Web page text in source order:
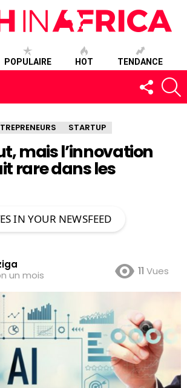
POPULAIRE HOT TENDANCE
SUIVEZ-
NOUS
STARTUP
mais l’innovation
rare dans les
IN YOUR NEWSFEED
un mois
11 Vues